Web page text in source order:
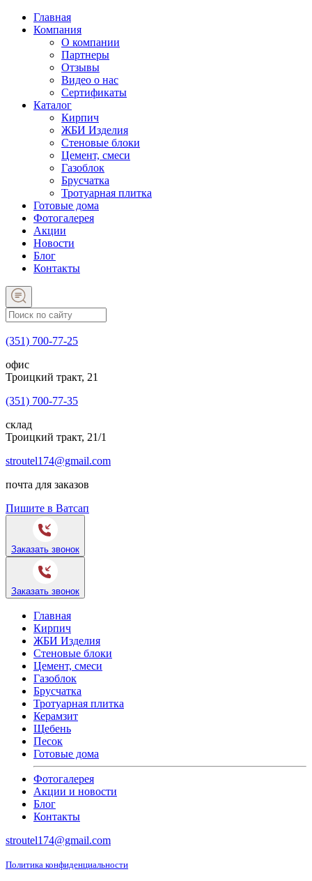
Главная
Компания
О компании
Партнеры
Отзывы
Видео о нас
Сертификаты
Каталог
Кирпич
ЖБИ Изделия
Стеновые блоки
Цемент, смеси
Газоблок
Брусчатка
Тротуарная плитка
Готовые дома
Фотогалерея
Акции
Новости
Блог
Контакты
(351) 700-77-25
офис
Троицкий тракт, 21
(351) 700-77-35
склад
Троицкий тракт, 21/1
stroutel174@gmail.com
почта для заказов
Пишите в Ватсап
Заказать звонок
Заказать звонок
Главная
Кирпич
ЖБИ Изделия
Стеновые блоки
Цемент, смеси
Газоблок
Брусчатка
Тротуарная плитка
Керамзит
Щебень
Песок
Готовые дома
Фотогалерея
Акции и новости
Блог
Контакты
stroutel174@gmail.com
Политика конфиденциальности